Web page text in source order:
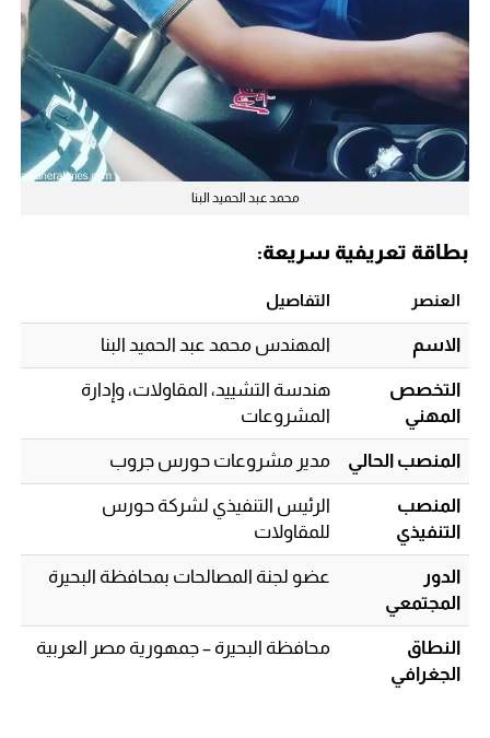
محمد عبد الحميد البنا
بطاقة تعريفية سريعة:
العنصر التفاصيل
الاسم المهندس محمد عبد الحميد البنا
التخصص
المهني
هندسة التشييد، المقاولات، وإدارة
المشروعات
المنصب الحالي مدير مشروعات حورس جروب
المنصب
التنفيذي
الرئيس التنفيذي لشركة حورس
للمقاولات
الدور
المجتمعي
عضو لجنة المصالحات بمحافظة البحيرة
النطاق
الجغرافي
محافظة البحيرة – جمهورية مصر العربية